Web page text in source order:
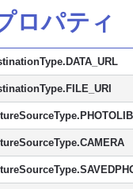
ロパティ